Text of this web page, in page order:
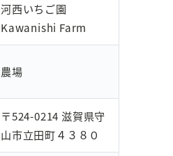
河西いちご園
Kawanishi Farm
農場
〒524-0214 滋賀県守
山市立田町４３８０